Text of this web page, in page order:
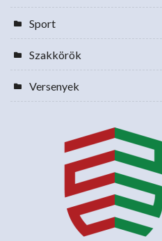
Sport
Szakkörök
Versenyek